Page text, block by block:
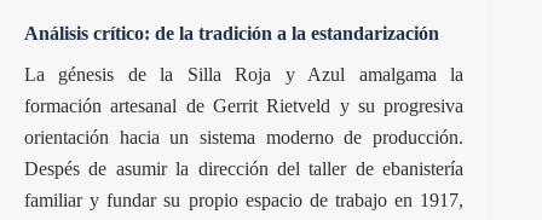
Análisis crítico: de la tradición a la estandarización
La génesis de la Silla Roja y Azul amalgama la
formación artesanal de Gerrit Rietveld y su progresiva
orientación hacia un sistema moderno de producción.
Despés de asumir la dirección del taller de ebanistería
familiar y fundar su propio espacio de trabajo en 1917,